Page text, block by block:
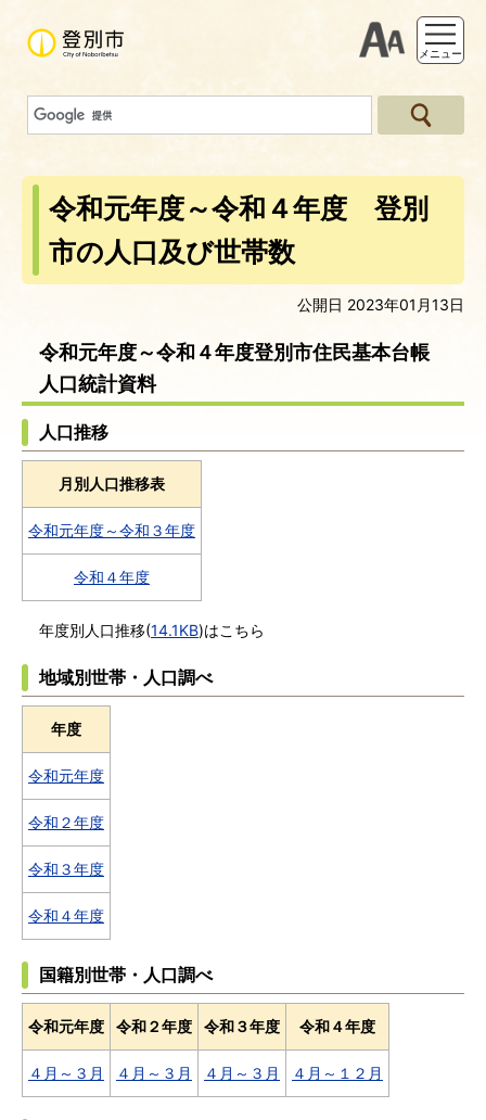
支援ツー
メニュー
令和元年度～令和４年度 登別
市の人口及び世帯数
公開日 2023年01月13日
令和元年度～令和４年度登別市住民基本台帳
人口統計資料
人口推移
月別人口推移表
令和元年度～令和３年度
令和４年度
年度別人口推移(14.1KB)はこちら
地域別世帯・人口調べ
年度
令和元年度
令和２年度
令和３年度
令和４年度
国籍別世帯・人口調べ
令和元年度 令和２年度 令和３年度 令和４年度
４月～３月 ４月～３月 ４月～３月 ４月～１２月